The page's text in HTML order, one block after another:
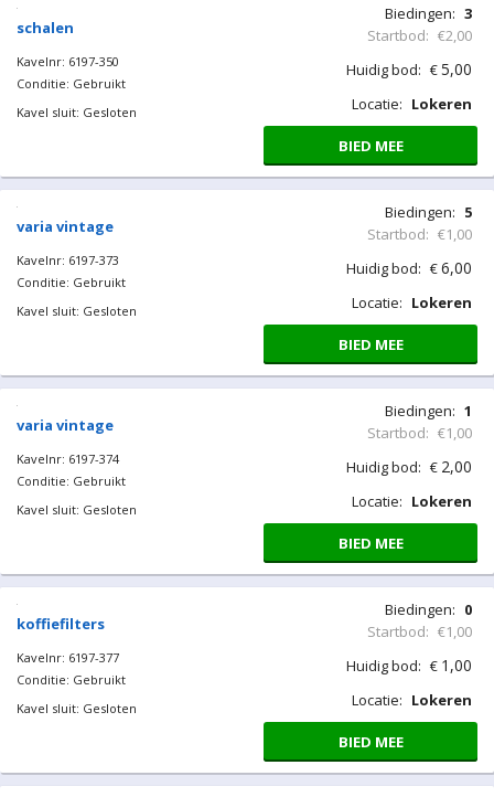
schalen
Kavelnr: 6197-350
Conditie: Gebruikt
Kavel sluit: Gesloten
Biedingen: 3
Startbod: €2,00
Huidig bod: €5,00
Locatie: Lokeren
BIED MEE
varia vintage
Kavelnr: 6197-373
Conditie: Gebruikt
Kavel sluit: Gesloten
Biedingen: 5
Startbod: €1,00
Huidig bod: €6,00
Locatie: Lokeren
BIED MEE
varia vintage
Kavelnr: 6197-374
Conditie: Gebruikt
Kavel sluit: Gesloten
Biedingen: 1
Startbod: €1,00
Huidig bod: € 2,00
Locatie: Lokeren
BIED MEE
koffiefilters
Kavelnr: 6197-377
Conditie: Gebruikt
Kavel sluit: Gesloten
Biedingen: 0
Startbod: €1,00
Huidig bod: € 1,00
Locatie: Lokeren
BIED MEE